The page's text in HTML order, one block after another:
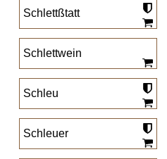
Schlettßtatt
Schlettwein
Schleu
Schleuer